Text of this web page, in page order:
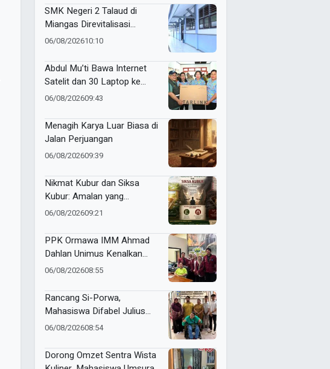
SMK Negeri 2 Talaud di
Miangas Direvitalisasi
Setelah 21 Tahun, Pendidikan
06/08/202610:10
Abdul Mu’ti Bawa Internet
Satelit dan 30 Laptop ke
Miangas, Pendidikan di Ujung
06/08/202609:43
Menagih Karya Luar Biasa di
Jalan Perjuangan
06/08/202609:39
Nikmat Kubur dan Siksa
Kubur: Amalan yang
Mengantarkan ke Taman
06/08/202609:21
PPK Ormawa IMM Ahmad
Dahlan Unimus Kenalkan
Inovasi Desa Lewat Radio
06/08/202608:55
Rancang Si-Porwa,
Mahasiswa Difabel Julius
Kevin Serahkan Karya ke
06/08/202608:54
Dorong Omzet Sentra Wista